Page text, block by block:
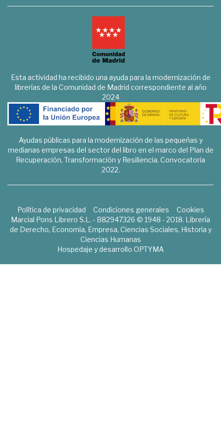
Esta actividad ha recibido una ayuda para la modernización de
librerías de la Comunidad de Madrid correspondiente al año
2024
Ayudas públicas para la modernización de las pequeñas y
medianas empresas del sector del libro en el marco del Plan de
Recuperación, Transformación y Resiliencia. Convocatoria
2022.
Política de privacidad Condiciones generales
Cookies
Marcial Pons Librero S.L. - B82947326 © 1948 - 2018. Librería
de Derecho, Economía, Empresa, Ciencias Sociales, Historia y
Ciencias Humanas
Hospedaje y desarrollo OPTYMA